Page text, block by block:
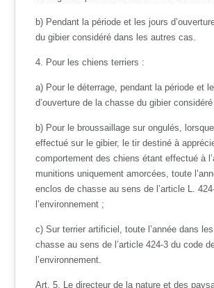
b) Pendant la période et les jours
du gibier considéré dans les autres cas.
4. Pour les chiens terriers :
a) Pour le déterrage, pendant la période et
d’ouverture de la chasse du gibier
b) Pour le broussaillage sur ongulés,
effectué sur le gibier, le tir destiné à
comportement des chiens étant effectué à
munitions uniquement amorcées, toute
enclos de chasse au sens de l’article L.
l’environnement ;
c) Sur terrier artificiel, toute l’année dans
chasse au sens de l’article 424-3 du code
l’environnement.
Art. 5. Le directeur de la nature et des